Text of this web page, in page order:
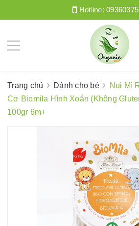
Hotline:
Trang chủ Dành cho bé
Nui Mì
Cơ Biomila Hình Xoắn (Không
100gr 6m+